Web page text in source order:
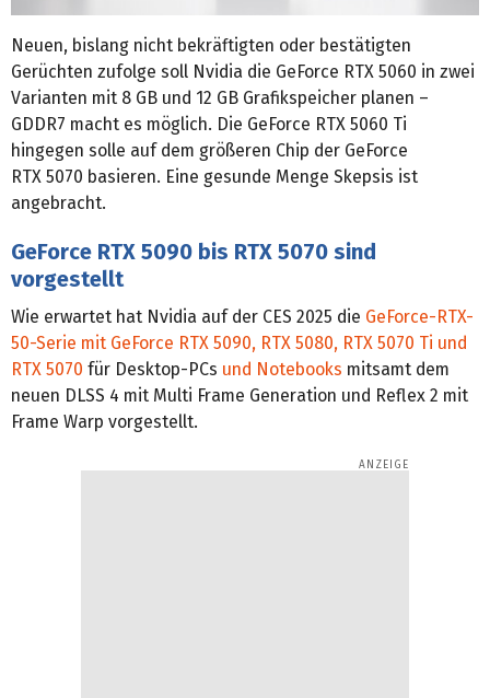
Neuen, bislang nicht bekräftigten oder bestätigten
Gerüchten zufolge soll Nvidia die GeForce RTX 5060 in zwei
Varianten mit 8 GB und 12 GB Grafikspeicher planen –
GDDR7 macht es möglich. Die GeForce RTX 5060 Ti
hingegen solle auf dem größeren Chip der GeForce
RTX 5070 basieren. Eine gesunde Menge Skepsis ist
angebracht.
GeForce RTX 5090 bis RTX 5070 sind
vorgestellt
Wie erwartet hat Nvidia auf der CES 2025 die GeForce-RTX-
50-Serie mit GeForce RTX 5090, RTX 5080, RTX 5070 Ti und
RTX 5070 für Desktop-PCs und Notebooks mitsamt dem
neuen DLSS 4 mit Multi Frame Generation und Reflex 2 mit
Frame Warp vorgestellt.